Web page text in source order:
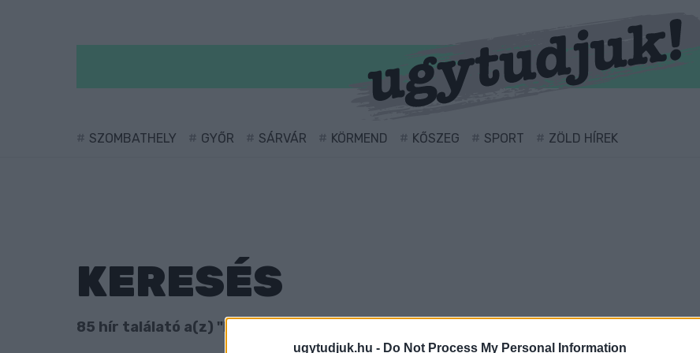
ugytudjuk.hu - Do Not Process My Personal Information
SZOMBATHELY GYŐR SÁRVÁR KÖRMEND KŐSZEG SPORT ZÖLD HÍREK
KERESÉS
85 hír találató a(z) "körözés" cimkével ellátva.